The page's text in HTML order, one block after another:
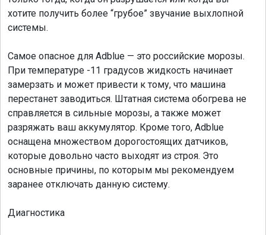
хотите получить более “грубое” звучание выхлопной
системы.
Самое опасное для Adblue — это российские морозы.
При температуре -11 градусов жидкость начинает
замерзать и может привести к тому, что машина
перестанет заводиться. Штатная система обогрева не
справляется в сильные морозы, а также может
разряжать ваш аккумулятор. Кроме того, Adblue
оснащена множеством дорогостоящих датчиков,
которые довольно часто выходят из строя. Это
основные причины, по которым мы рекомендуем
заранее отключать данную систему.
Диагностика